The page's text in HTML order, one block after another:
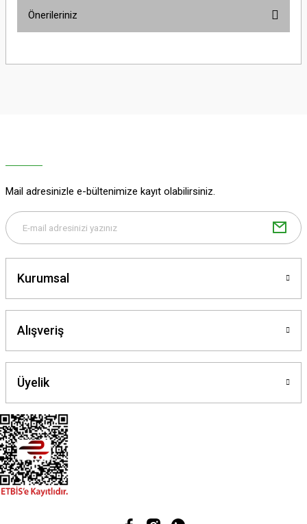
Önerileriniz
yetersiz gördüğünüz noktaları öneri formunu kullanarak tarafımıza
Bu ürüne benzer farklı alternatifler olmalı.
Mail adresinizle e-bültenimize kayıt olabilirsiniz.
Kurumsal
Alışveriş
Üyelik